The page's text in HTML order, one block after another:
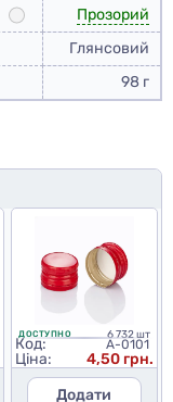
Прозорий
Глянсовий
98 г
ДОСТУПНО 6 732 шт
Код: A-0101
Ціна:
4,50 грн.
Додати